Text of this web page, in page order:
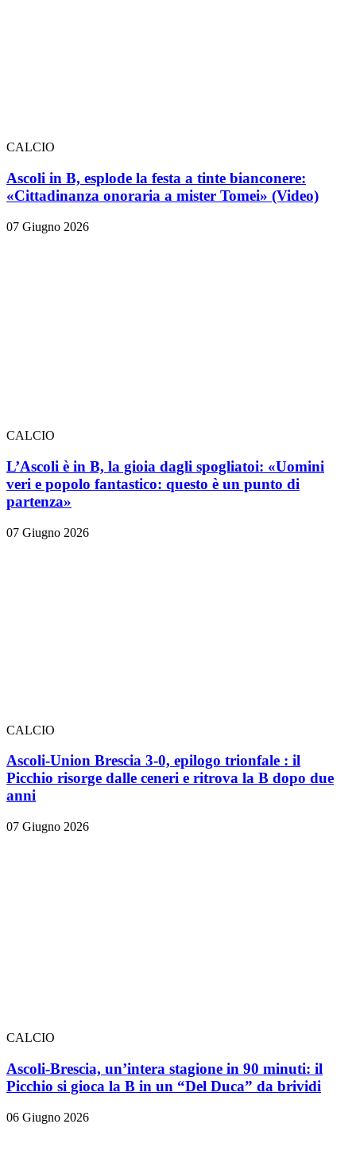
CALCIO
Ascoli in B, esplode la festa a tinte bianconere:
«Cittadinanza onoraria a mister Tomei» (Video)
07 Giugno 2026
CALCIO
L’Ascoli è in B, la gioia dagli spogliatoi: «Uomini
veri e popolo fantastico: questo è un punto di
partenza»
07 Giugno 2026
CALCIO
Ascoli-Union Brescia 3-0, epilogo trionfale : il
Picchio risorge dalle ceneri e ritrova la B dopo due
anni
07 Giugno 2026
CALCIO
Ascoli-Brescia, un’intera stagione in 90 minuti: il
Picchio si gioca la B in un “Del Duca” da brividi
06 Giugno 2026